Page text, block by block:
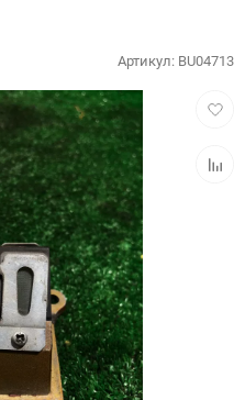
Артикул: BU04713